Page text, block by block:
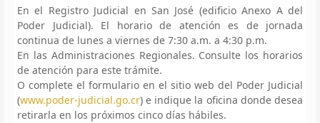
En el Registro Judicial en San José (edificio Anexo A del
Poder Judicial). El horario de atención es de jornada
continua de lunes a viernes de 7:30 a.m. a 4:30 p.m.
En las Administraciones Regionales. Consulte los horarios
de atención para este trámite.
O complete el formulario en el sitio web del Poder Judicial
(www.poder-judicial.go.cr) e indique la oficina donde desea
retirarla en los próximos cinco días hábiles.